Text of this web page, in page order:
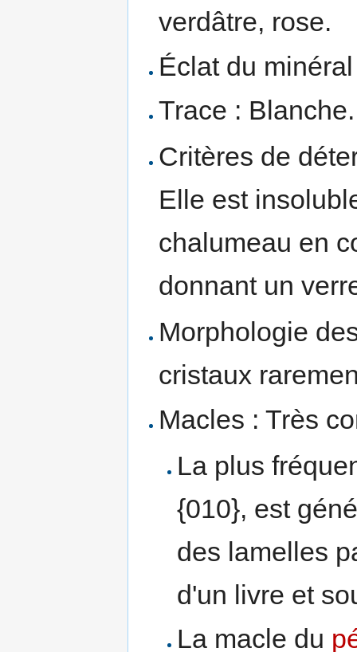
verdâtre, rose.
Éclat du
Trace : Blanche.
Critères de
Elle est
chalumeau en
donnant un
Morphologie
cristaux
Macles : Très
La plus
{010}, est
des lamelles
d'un livre et
La macle du